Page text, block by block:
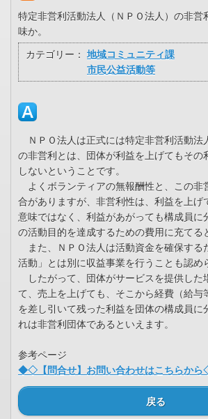
特定非営利活動法人（ＮＰＯ法人）の非営
味か。
カテゴリー：
地域コミュニティ課
市民公益活動等
ＮＰＯ法人は正式には特定非営利活動法
の非営利とは、団体が利益を上げてもその
しないということです。
よくボランティアの無報酬性と、この非
合がありますが、非営利性は、利益を上げ
意味ではなく、利益があがっても構成員に
の活動目的を達成するための費用に充てる
また、ＮＰＯ法人は活動資金を確保する
活動」とは別に収益事業を行うことも認め
したがって、団体がサービスを提供した
て、売上を上げても、そこから経費（給与
を差し引いて残った利益を団体の構成員に
れは非営利団体であるといえます。
参考ページ
◆◇【問合せ】お問い合わせはこちらか
戻る